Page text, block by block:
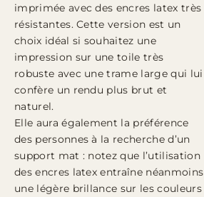
imprimée avec des encres latex très
résistantes. Cette version est un
choix idéal si souhaitez une
impression sur une toile très
robuste avec une trame large qui lui
confère un rendu plus brut et
naturel.
Elle aura également la préférence
des personnes à la recherche d’un
support mat : notez que l’utilisation
des encres latex entraîne néanmoins
une légère brillance sur les couleurs